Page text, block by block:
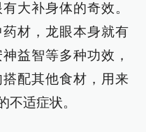
大补身体的奇效。
材，龙眼本身就有
益智等多种功效，
配其他食材，用来
不适症状。